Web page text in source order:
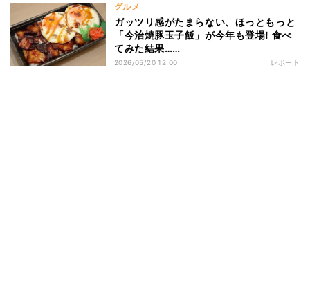
グルメ
ガッツリ感がたまらない、ほっともっと
「今治焼豚玉子飯」が今年も登場! 食べ
てみた結果……
2026/05/20 12:00 レポート